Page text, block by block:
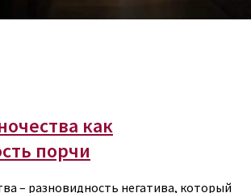
как
порчи
– разновидность негатива, который